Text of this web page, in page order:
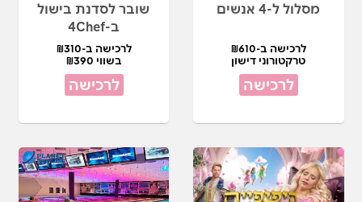
מסלול ל-4 אנשים
לרכישה ב-₪610
טרקטורוני דישון
לרכישה
שובר לסדנת בישול
ב-4Chef
לרכישה ב-₪310
בשווי ₪390
לרכישה